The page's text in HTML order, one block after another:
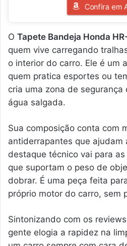
Confira em
O Tapete Bandeja Honda
quem vive carregando
o interior do carro. Ele é um
quem pratica esportes ou
cria uma zona de segurança
água salgada.
Sua composição conta com
antiderrapantes que ajudam
destaque técnico vai para as
que suportam o peso de
dobrar. É uma peça feita
próprio motor do carro, sem
Sintonizando com os
gente elogia a rapidez na